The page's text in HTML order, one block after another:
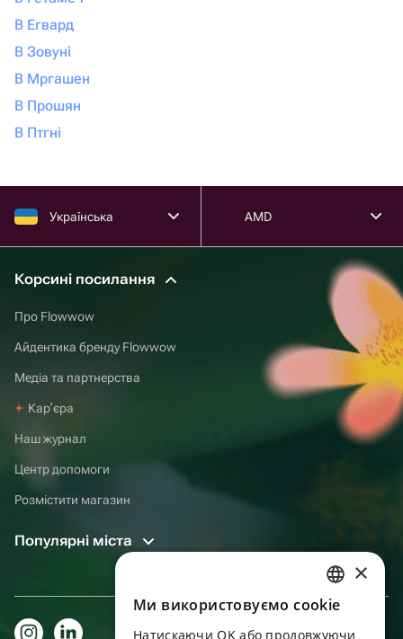
В Егвард
В Зовуні
В Мргашен
В Прошян
В Птгні
Українська AMD
Корсині посилання
Про Flowwow
Айдентика бренду Flowwow
Медіа та партнерства
Карʼєра
Наш журнал
Центр допомоги
Розмістити магазин
Популярні міста
RUSSIAN
×
Ми використовуємо cookie
Натискаючи OK або продовжуючи